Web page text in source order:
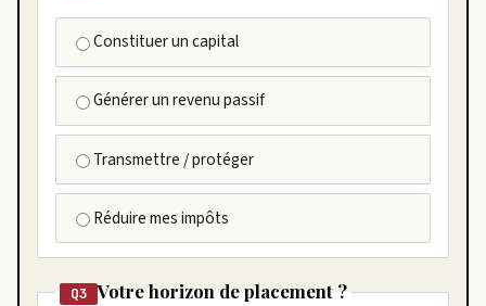
Constituer un capital
Générer un revenu passif
Transmettre / protéger
Réduire mes impôts
Q3 Votre horizon de placement ?